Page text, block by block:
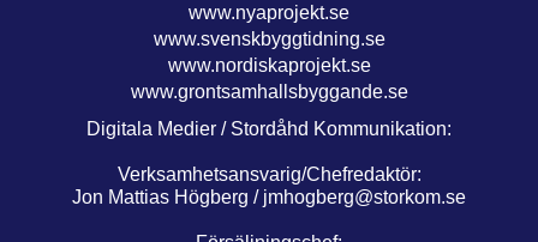
www.nyaprojekt.se
www.svenskbyggtidning.se
www.nordiskaprojekt.se
www.grontsamhallsbyggande.se
Digitala Medier / Stordåhd Kommunikation:
Verksamhetsansvarig/Chefredaktör:
Jon Mattias Högberg / jmhogberg@storkom.se